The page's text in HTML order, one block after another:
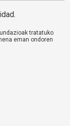
.
tratatuko
eman ondoren